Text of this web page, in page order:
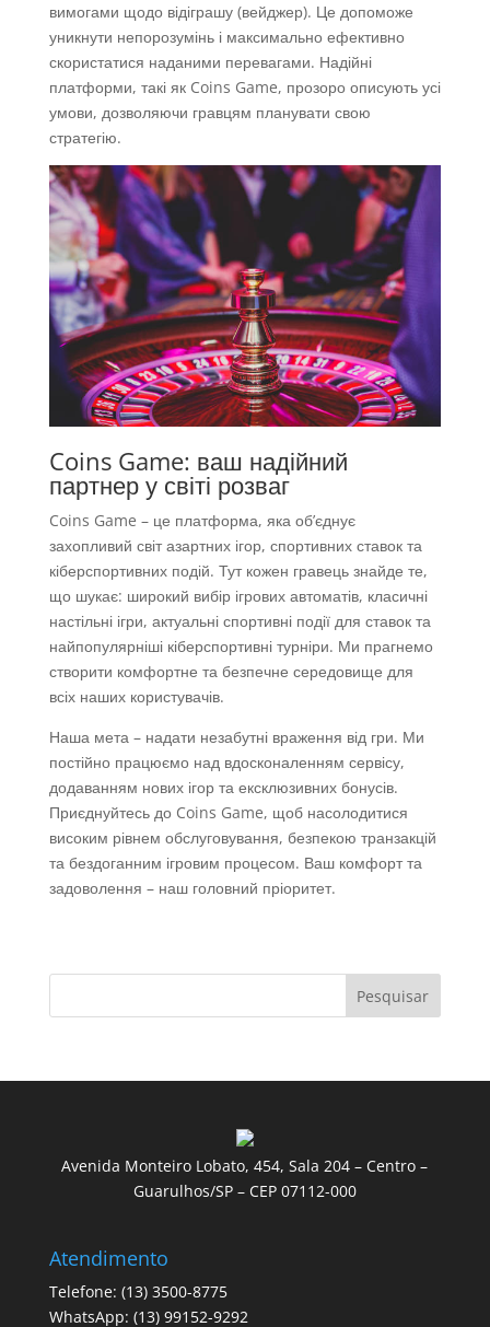
вимогами щодо відіграшу (вейджер). Це допоможе
уникнути непорозумінь і максимально ефективно
скористатися наданими перевагами. Надійні
платформи, такі як Coins Game, прозоро описують усі
умови, дозволяючи гравцям планувати свою
стратегію.
Coins Game: ваш надійний
партнер у світі розваг
Coins Game – це платформа, яка об’єднує
захопливий світ азартних ігор, спортивних ставок та
кіберспортивних подій. Тут кожен гравець знайде те,
що шукає: широкий вибір ігрових автоматів, класичні
настільні ігри, актуальні спортивні події для ставок та
найпопулярніші кіберспортивні турніри. Ми прагнемо
створити комфортне та безпечне середовище для
всіх наших користувачів.
Наша мета – надати незабутні враження від гри. Ми
постійно працюємо над вдосконаленням сервісу,
додаванням нових ігор та ексклюзивних бонусів.
Приєднуйтесь до Coins Game, щоб насолодитися
високим рівнем обслуговування, безпекою транзакцій
та бездоганним ігровим процесом. Ваш комфорт та
задоволення – наш головний пріоритет.
Pesquisar
Avenida Monteiro Lobato, 454, Sala 204 – Centro –
Guarulhos/SP – CEP 07112-000
Atendimento
Telefone: (13) 3500-8775
WhatsApp: (13) 99152-9292